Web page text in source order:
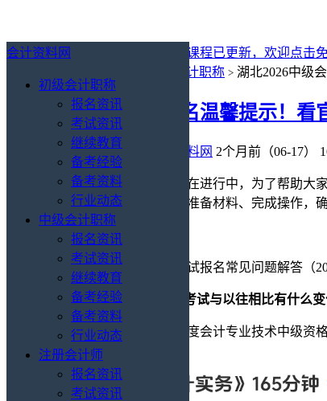
会计资料网
初级会计职称
报名资讯
考试资讯
继续教育
备考经验
备考资料
行业动态
中级会计职称
报名资讯
考试资讯
继续教育
备考经验
备考资料
行业动态
注册会计师
报名资讯
考试资讯
最新消息：
2027年初级会计免费课程已更新，欢迎点击
中级会计职称 > 湖北2026中级
湖北2026中级会计报名温馨提示！
中级会计职称/报名资讯 会计资料网 2个月前（06-17）
湖北2026年中级会计考试报名正在进行中，为了帮助
生应提前核对自身条件，按规范准备材料、完成操作
湖北省会计专业技术中级资格考试报名常见问题解答（
1.2026年会计专业技术中级资格考试与以往相比有什么变
为了回应考生合理诉求，2026年度会计专业技术中级资